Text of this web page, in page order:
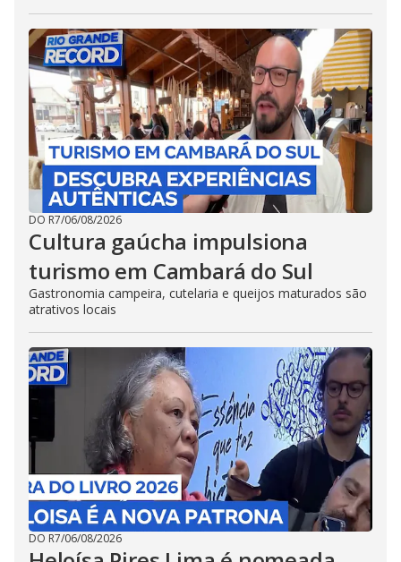
DO R7/06/08/2026
Cultura gaúcha impulsiona
turismo em Cambará do Sul
Gastronomia campeira, cutelaria e queijos maturados são
atrativos locais
DO R7/06/08/2026